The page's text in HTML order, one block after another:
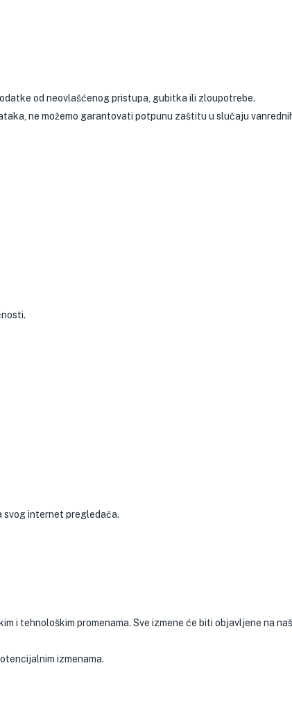
od neovlašćenog pristupa, gubitka ili zloupotrebe.
ne možemo garantovati potpunu zaštitu u slučaju
svog internet pregledača.
i tehnološkim promenama. Sve izmene će biti objavljene na
izmenama.